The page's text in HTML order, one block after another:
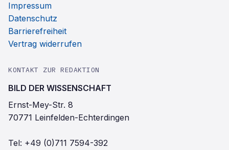
Impressum
Datenschutz
Barrierefreiheit
Vertrag widerrufen
KONTAKT ZUR REDAKTION
BILD DER WISSENSCHAFT
Ernst-Mey-Str. 8
70771 Leinfelden-Echterdingen
Tel: +49 (0)711 7594-392